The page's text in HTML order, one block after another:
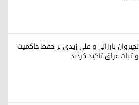
نچیروان بارزانی و علی زیدی بر حفظ حاکمیت
و ثبات عراق تأکید کردند